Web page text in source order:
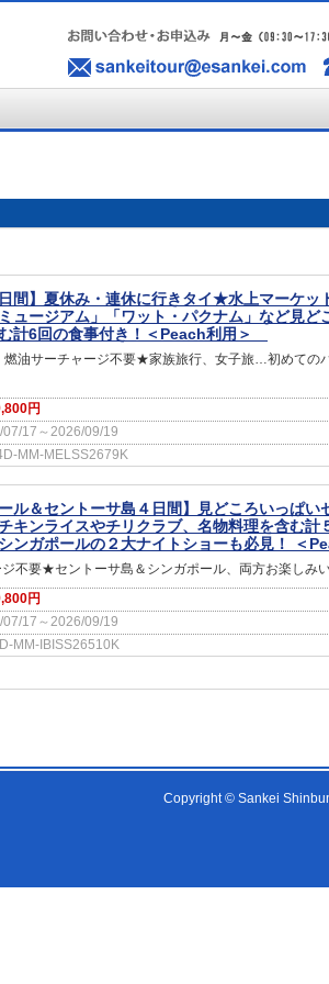
日間】夏休み・連休に行きタイ★水上マーケッ
ュージアム」「ワット・パクナム」など見ど
計6回の食事付き！＜Peach利用＞
燃油サーチャージ不要★家族旅行、女子旅…初めての
円
07/17～2026/09/19
MM-MELSS2679K
ル＆セントーサ島４日間】見どころいっぱい
キンライスやチリクラブ、名物料理を含む計
ンガポールの２大ナイトショーも必見！ ＜
不要★セントーサ島＆シンガポール、両方お楽しみ
円
07/17～2026/09/19
MM-IBISS26510K
Copyright © Sankei